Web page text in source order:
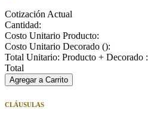
Cotización Actual
Cantidad:
Costo Unitario Producto:
Costo Unitario Decorado ():
Total Unitario: Producto + Decorado :
Total
Agregar a Carrito
CLÁUSULAS